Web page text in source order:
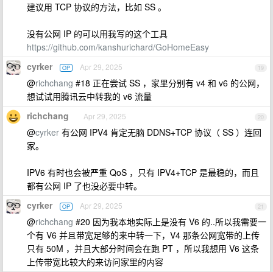
建议用 TCP 协议的方法，比如 SS 。
没有公网 IP 的可以用我写的这个工具
https://github.com/kanshurichard/GoHomeEasy
19
cyrker OP Apr 29, 2025
@richchang #18 正在尝试 SS ，家里分别有 v4 和 v6 的公网，
想试试用腾讯云中转我的 v6 流量
20
richchang Apr 29, 2025
@cyrker 有公网 IPV4 肯定无脑 DDNS+TCP 协议（ SS ）连回
家。
IPV6 有时也会被严重 QoS ，只有 IPV4+TCP 是最稳的，而且
都有公网 IP 了也没必要中转。
21
cyrker OP Apr 29, 2025
@richchang #20 因为我本地实际上是没有 V6 的..所以我需要一
个有 V6 并且带宽足够的来中转一下，V4 那条公网宽带的上传
只有 50M ，并且大部分时间会在跑 PT ，所以我想用 V6 这条
上传带宽比较大的来访问家里的内容